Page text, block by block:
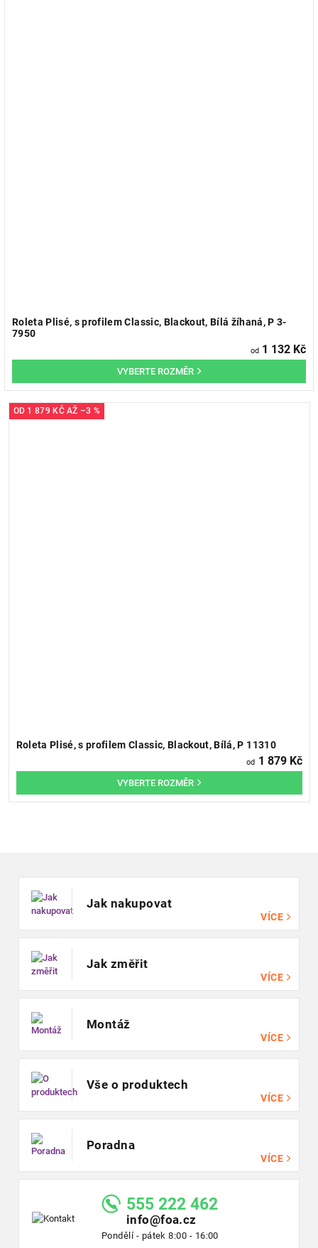
Roleta Plisé, s profilem Classic, Blackout, Bílá žíhaná, P 3-
7950
od 1 132 Kč
OD 1 879 KČAŽ –3 %
Roleta Plisé, s profilem Classic, Blackout, Bílá, P 11310
od 1 879 Kč
Jak nakupovat
VÍCE
Jak změřit
VÍCE
Montáž
VÍCE
Vše o produktech
VÍCE
Poradna
VÍCE
555 222 462
info@foa.cz
Pondělí - pátek 8:00 - 16:00